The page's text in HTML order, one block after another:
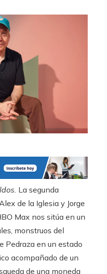
La segunda
de la Iglesia y Jorge
Max nos sitúa en un
monstruos del
Pedraza en un estado
acompañado de un
de una moneda